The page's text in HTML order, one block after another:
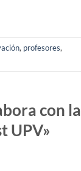
, profesores,
con la
UPV»